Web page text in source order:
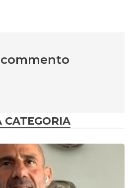
CATEGORIA